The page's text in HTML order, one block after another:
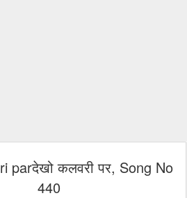
parदेखो कलवरी पर, Song No
440